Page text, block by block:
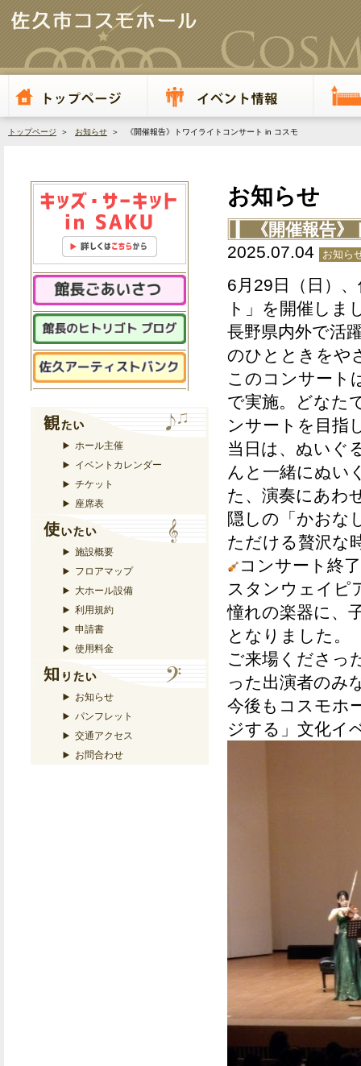
トップページ ＞ お知らせ ＞ 《開催報告》トワイライトコンサート in コスモ
ホール主催
イベントカレンダー
チケット
座席表
施設概要
フロアマップ
大ホール設備
利用規約
申請書
使用料金
お知らせ
パンフレット
交通アクセス
お問合わせ
お知らせ
《開催報告
2025.07.04
お知ら
6月29日（日）
ト」を開催しま
長野県内外で活
のひとときをや
このコンサート
で実施。どなた
ンサートを目指
当日は、ぬいぐ
んと一緒にぬい
た、演奏にあわ
隠しの「かおな
ただける贅沢な
コンサート終
スタンウェイピ
憧れの楽器に、
となりました。
ご来場くださっ
った出演者のみ
今後もコスモホ
ジする」文化イ